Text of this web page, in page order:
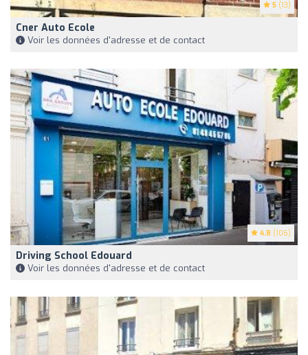
5 (13)
Cner Auto Ecole
Voir les données d'adresse et de contact
4.8 (106)
Driving School Edouard
Voir les données d'adresse et de contact